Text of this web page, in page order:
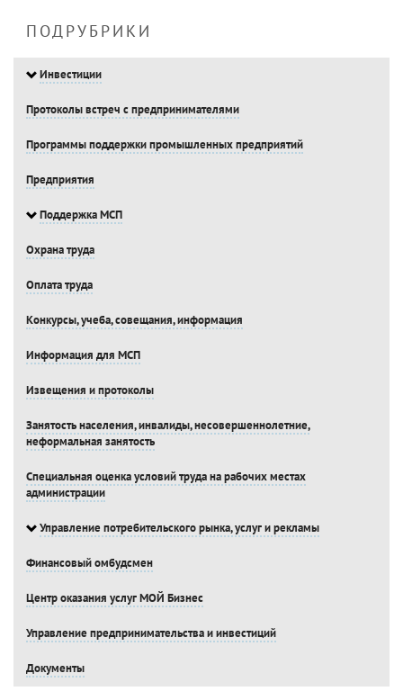
ПОДРУБРИКИ
Инвестиции
Протоколы встреч с предпринимателями
Программы поддержки промышленных предприятий
Предприятия
Поддержка МСП
Охрана труда
Оплата труда
Конкурсы, учеба, совещания, информация
Информация для МСП
Извещения и протоколы
Занятость населения, инвалиды, несовершеннолетние,
неформальная занятость
Специальная оценка условий труда на рабочих местах
администрации
Управление потребительского рынка, услуг и рекламы
Финансовый омбудсмен
Центр оказания услуг МОЙ Бизнес
Управление предпринимательства и инвестиций
Документы